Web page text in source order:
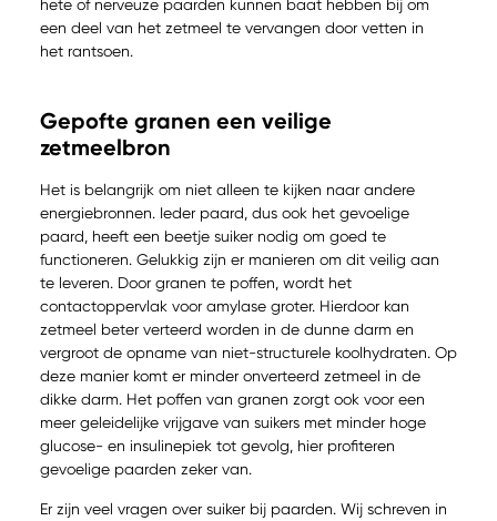
hete of nerveuze paarden kunnen baat hebben bij om
een deel van het zetmeel te vervangen door vetten in
het rantsoen.
Gepofte granen een veilige
zetmeelbron
Het is belangrijk om niet alleen te kijken naar andere
energiebronnen. Ieder paard, dus ook het gevoelige
paard, heeft een beetje suiker nodig om goed te
functioneren. Gelukkig zijn er manieren om dit veilig aan
te leveren. Door granen te poffen, wordt het
contactoppervlak voor amylase groter. Hierdoor kan
zetmeel beter verteerd worden in de dunne darm en
vergroot de opname van niet-structurele koolhydraten. Op
deze manier komt er minder onverteerd zetmeel in de
dikke darm. Het poffen van granen zorgt ook voor een
meer geleidelijke vrijgave van suikers met minder hoge
glucose- en insulinepiek tot gevolg, hier profiteren
gevoelige paarden zeker van.
Er zijn veel vragen over suiker bij paarden. Wij schreven in